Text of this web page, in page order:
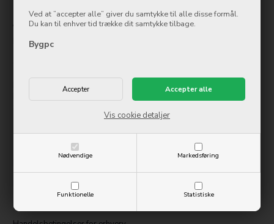
Ved at ”accepter alle” giver du samtykke til alle disse formål.
Du kan til enhver tid trække dit samtykke tilbage.
Bygpc
Nødvendige Markedsføring
Funktionelle Statistiske
Vis cookie detaljer
Åbningstider
Mandag
Tirsdag
10:00-17:30
Lukket
Information
Handelsbetingelser